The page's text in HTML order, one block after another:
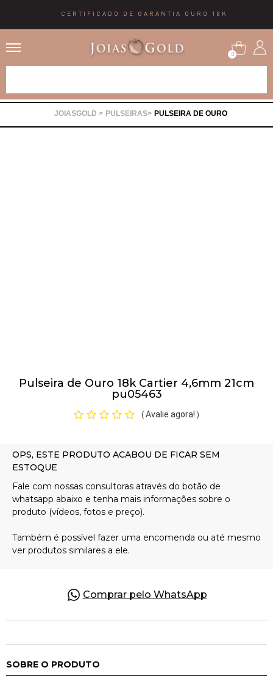
CERTIFICADO DE GARANTIA OURO 18K
0
PULSEIRAS PULSEIRA DE OURO
Pulseira de Ouro 18k Cartier 4,6mm 21cm
pu05463
( Avalie agora! )
Comprar pelo WhatsApp
SOBRE O PRODUTO
Pedras Preciosas
OFERTAS